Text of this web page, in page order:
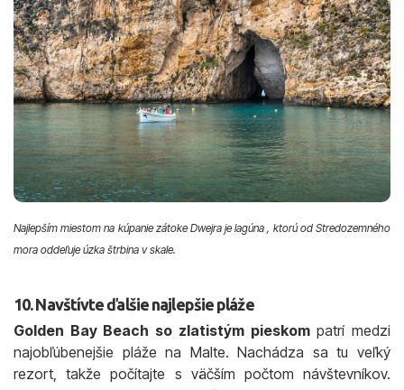
Najlepším miestom na kúpanie zátoke Dwejra je lagúna , ktorú od Stredozemného
mora oddeľuje úzka štrbina v skale.
10. Navštívte ďalšie najlepšie pláže
Golden Bay Beach so zlatistým pieskompatrí medzi
najobľúbenejšie pláže na Malte. Nachádza sa tu veľký
rezort, takže počítajte s väčším počtom návštevníkov.